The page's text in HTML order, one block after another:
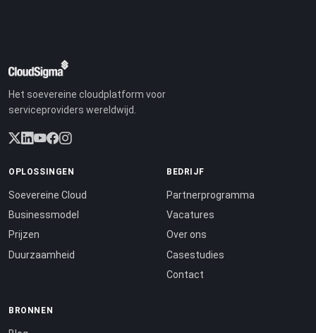
Het soevereine cloudplatform voor
serviceproviders wereldwijd.
OPLOSSINGEN
Soevereine Cloud
Businessmodel
Prijzen
Duurzaamheid
BEDRIJF
Partnerprogramma
Vacatures
Over ons
Casestudies
Contact
BRONNEN